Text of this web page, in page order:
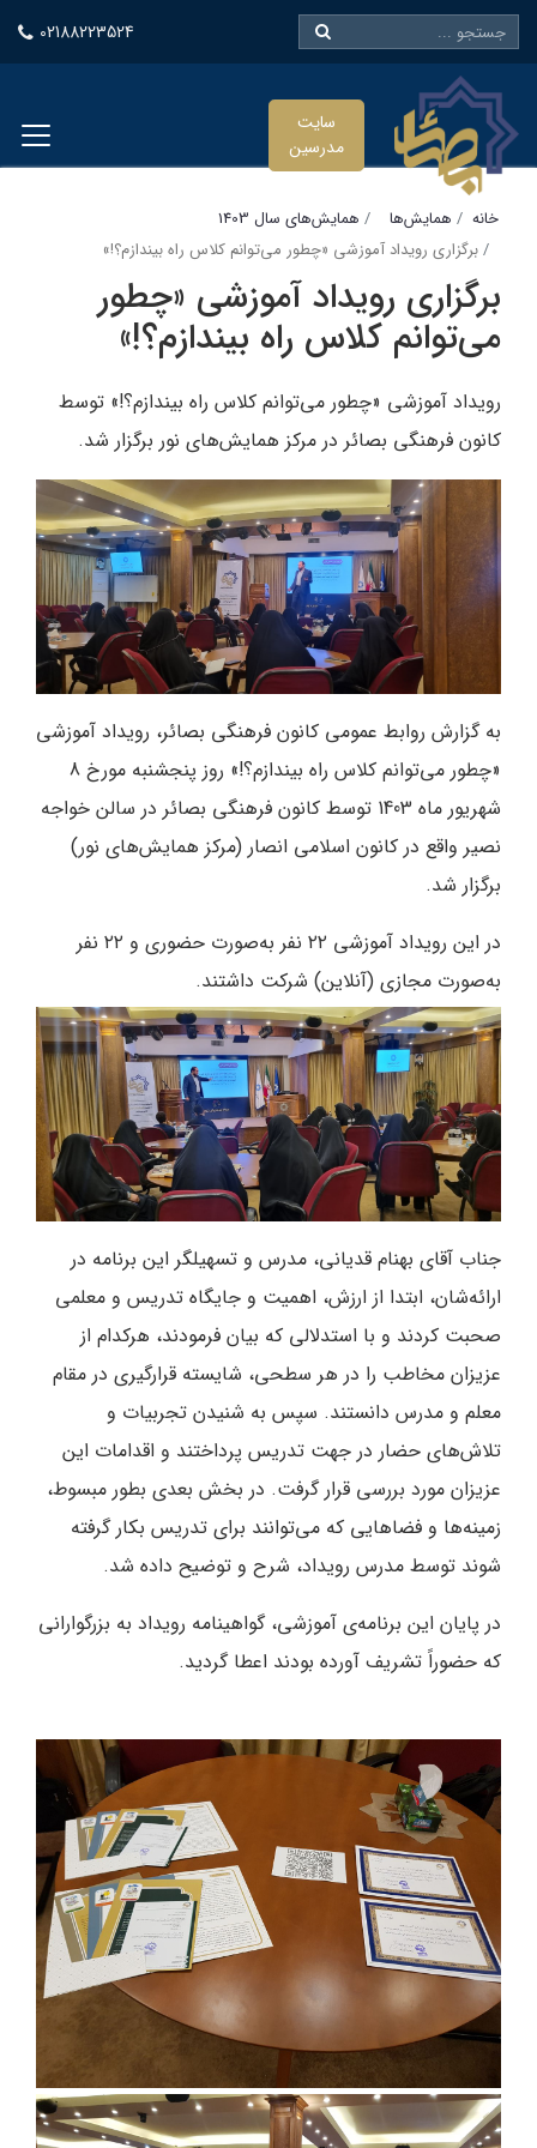
02188223524
سایت
مدرسین
خانه همایش‌ها
همایش‌های سال 1403
برگزاری رویداد آموزشی «چطور می‌توانم کلاس راه بیندازم؟!»
برگزاری رویداد آموزشی «چطور
می‌توانم کلاس راه بیندازم؟!»
رویداد آموزشی «چطور می‌توانم کلاس راه بیندازم؟!» توسط
کانون فرهنگی بصائر در مرکز همایش‌های نور برگزار شد.
به گزارش روابط عمومی کانون فرهنگی بصائر، رویداد آموزشی
«چطور می‌توانم کلاس راه بیندازم؟!» روز پنجشنبه مورخ 8
شهریور ماه 1403 توسط کانون فرهنگی بصائر در سالن خواجه
نصیر واقع در کانون اسلامی انصار (مرکز همایش‌های نور)
برگزار شد.
در این رویداد آموزشی ۲۲ نفر به‌صورت حضوری و ۲۲ نفر
به‌صورت مجازی (آنلاین) شرکت داشتند.
جناب آقای بهنام قدیانی، مدرس و تسهیلگر این برنامه در
ارائه‌شان، ابتدا از ارزش، اهمیت و جایگاه تدریس و معلمی
صحبت کردند و با استدلالی که بیان فرمودند، هرکدام از
عزیزان مخاطب را در هر سطحی، شایسته قرارگیری در مقام
معلم و مدرس دانستند. سپس به شنیدن تجربیات و
تلاش‌های حضار در جهت تدریس پرداختند و اقدامات این
عزیزان مورد بررسی قرار گرفت. در بخش بعدی بطور مبسوط،
زمینه‌ها و فضاهایی که می‌توانند برای تدریس بکار گرفته
شوند توسط مدرس رویداد، شرح و توضیح داده شد.
در پایان این برنامه‌ی آموزشی، گواهینامه رویداد به بزرگوارانی
که حضوراً تشریف آورده بودند اعطا گردید.